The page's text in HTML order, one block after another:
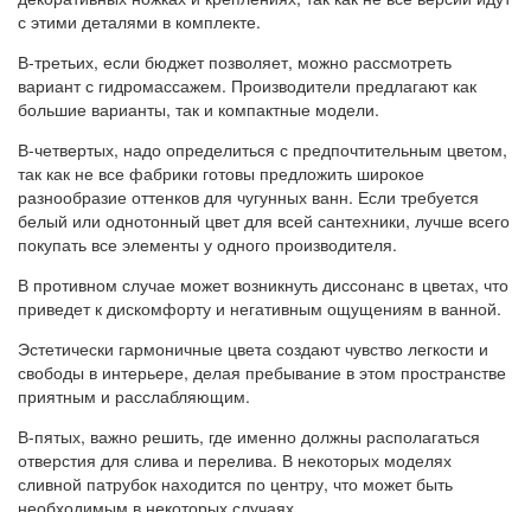
с этими деталями в комплекте.
В-третьих, если бюджет позволяет, можно рассмотреть
вариант с гидромассажем. Производители предлагают как
большие варианты, так и компактные модели.
В-четвертых, надо определиться с предпочтительным цветом,
так как не все фабрики готовы предложить широкое
разнообразие оттенков для чугунных ванн. Если требуется
белый или однотонный цвет для всей сантехники, лучше всего
покупать все элементы у одного производителя.
В противном случае может возникнуть диссонанс в цветах, что
приведет к дискомфорту и негативным ощущениям в ванной.
Эстетически гармоничные цвета создают чувство легкости и
свободы в интерьере, делая пребывание в этом пространстве
приятным и расслабляющим.
В-пятых, важно решить, где именно должны располагаться
отверстия для слива и перелива. В некоторых моделях
сливной патрубок находится по центру, что может быть